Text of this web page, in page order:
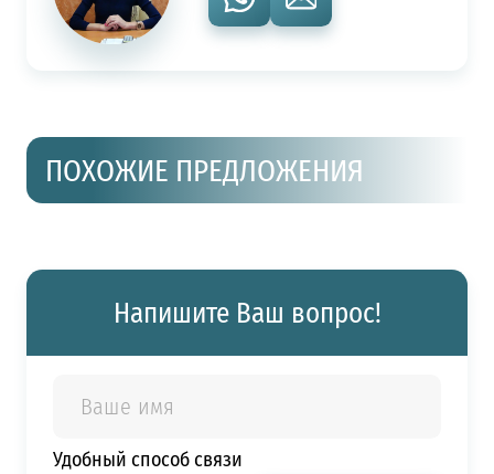
ПОХОЖИЕ ПРЕДЛОЖЕНИЯ
Напишите Ваш вопрос!
Удобный способ связи